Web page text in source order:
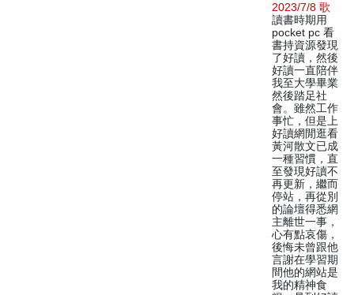
2023/7/8 歌
讀書時期用
pocket pc 看
書持資源發現
了好讀，然後
好讀一直陪伴
我至大學畢業
然後踏足社
會。雖然工作
事忙，但是上
好讀網閒逛看
黃河散文已成
一種習慣，直
至發現好讀不
再更新，繼而
停站，再從別
的論壇得悉網
主離世一事，
心有點哀傷，
後悔未曾跟他
言謝在學習期
間他的網站是
我的精神食